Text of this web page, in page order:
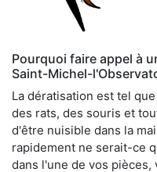
Pourquoi faire appel à
Saint-Michel-
La dératisation est tel
des rats, des souris et
d'être nuisible dans la
rapidement ne serait-ce
dans l'une de vos